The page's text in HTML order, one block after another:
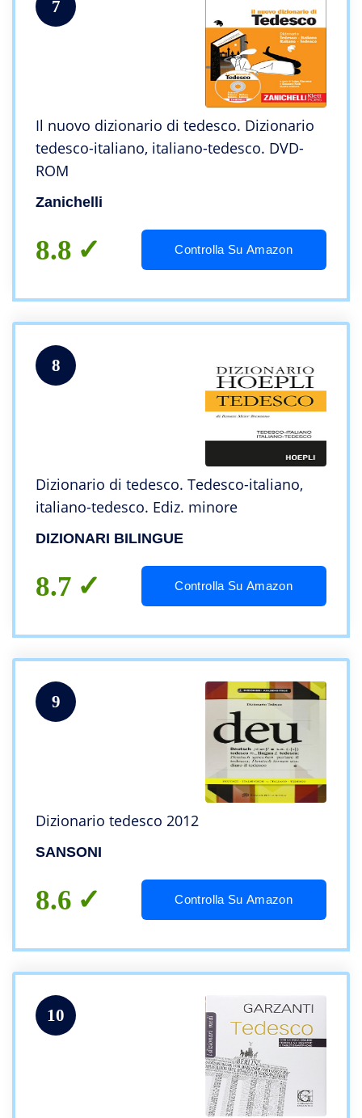
7
Il nuovo dizionario di tedesco. Dizionario
tedesco-italiano, italiano-tedesco. DVD-
ROM
Zanichelli
8.8 Controlla Su Amazon
8
Dizionario di tedesco. Tedesco-italiano,
italiano-tedesco. Ediz. minore
DIZIONARI BILINGUE
8.7 Controlla Su Amazon
9
Dizionario tedesco 2012
SANSONI
8.6 Controlla Su Amazon
10